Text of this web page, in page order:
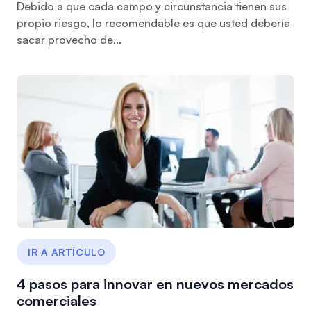
Debido a que cada campo y circunstancia tienen sus
propio riesgo, lo recomendable es que usted debería
sacar provecho de...
IR A ARTÍCULO
4 pasos para innovar en nuevos mercados
comerciales